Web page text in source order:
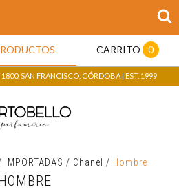
CARRITO 0
SAN FRANCISCO, CÓRDOBA | EST. 1999
IMPORTADAS / Chanel / Hombre